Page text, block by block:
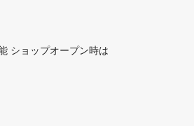
ショップオープン時は